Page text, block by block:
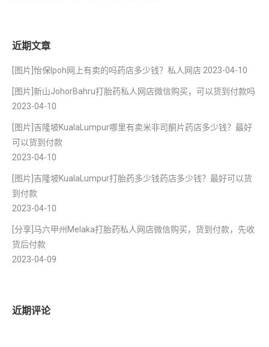
近期文章
[图片]怡保lpoh网上有卖的吗药店多少钱？私人网店 2023-04-10
[图片]新山JohorBahru打胎药私人网店微信购买，可以货到付款吗
2023-04-10
[图片]吉隆坡KualaLumpur哪里有卖米非司酮片药店多少钱？最好
可以货到付款
2023-04-10
[图片]吉隆坡KualaLumpur打胎药多少钱药店多少钱？最好可以货
到付款
2023-04-10
[分享]马六甲州Melaka打胎药私人网店微信购买，货到付款，先收
货后付款
2023-04-09
近期评论